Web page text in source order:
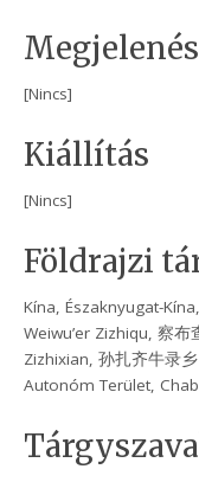
Megjelenés
[Nincs]
Kiállítás
[Nincs]
Földrajzi
Kína, Északnyugat-
Weiwu’er Zizhiqu, 察
Zizhixian, 孙扎齐牛录
Autonóm Terület,